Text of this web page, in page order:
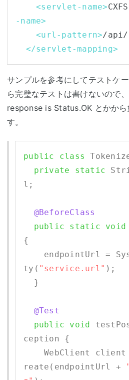
<servlet-name>
-name>
<url-pattern>/
</servlet-mapping>
サンプルを参考にしてテストケ
ら完璧なテストは書けないので
response is Status.OK とかから
す。
public class
private
static
l;
@BeforeClass
public
static void
{
ty( "service.url" );
@Test
public
void
ception {
reate(endpointUrl +